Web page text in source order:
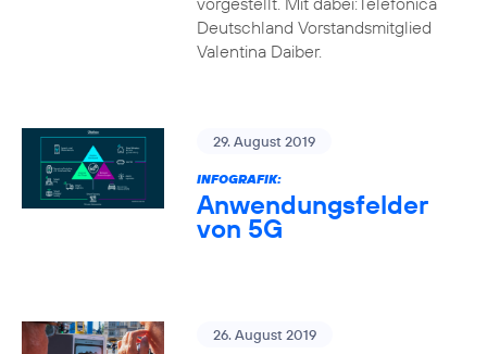
Deutschland Vorstandsmitglied
Valentina Daiber.
29. August 2019
INFOGRAFIK:
Anwendungsfelder
von 5G
26. August 2019